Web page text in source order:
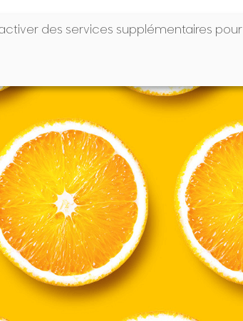
PRODUITS
des services supplémentaires pour